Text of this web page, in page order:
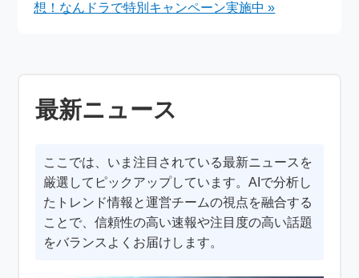
想！なんドラで特別キャンペーン実施中 »
最新ニュース
ここでは、いま注目されている最新ニュースを
厳選してピックアップしています。AIで分析し
たトレンド情報と運営チームの視点を融合する
ことで、信頼性の高い速報や注目度の高い話題
をバランスよくお届けします。